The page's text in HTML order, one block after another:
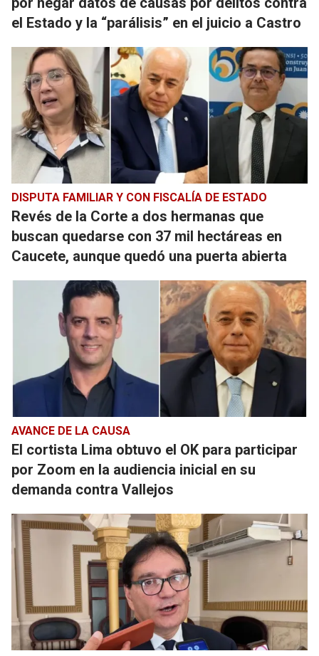
el Estado y la “parálisis” en el juicio a Castro
DISPUTA FAMILIAR Y CON FISCALÍA DE ESTADO
Revés de la Corte a dos hermanas que
buscan quedarse con 37 mil hectáreas en
Caucete, aunque quedó una puerta abierta
AVANCE DE LA CAUSA
El cortista Lima obtuvo el OK para participar
por Zoom en la audiencia inicial en su
demanda contra Vallejos